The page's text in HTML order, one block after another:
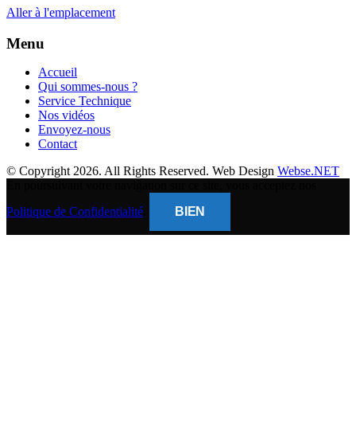
Aller à l'emplacement
Menu
Accueil
Qui sommes-nous ?
Service Technique
Nos vidéos
Envoyez-nous
Contact
© Copyright 2026. All Rights Reserved. Web Design Webse.NET
Politique de Confidentialité
BIEN